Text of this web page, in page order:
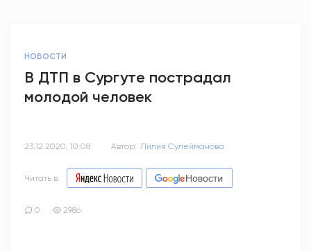
НОВОСТИ
В ДТП в Сургуте пострадал
молодой человек
23.12.2020, 10:08 Автор: Лилия Сулейманова
Читать в
0 2986